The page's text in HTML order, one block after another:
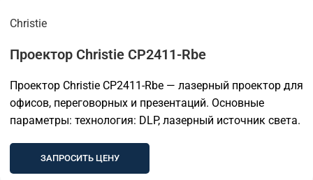
Christie
Проектор Christie CP2411-Rbe
Проектор Christie CP2411-Rbe — лазерный проектор для
офисов, переговорных и презентаций. Основные
параметры: технология: DLP, лазерный источник света.
ЗАПРОСИТЬ ЦЕНУ